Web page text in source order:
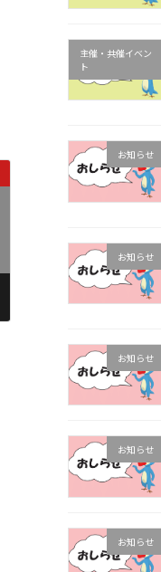
主催・共催イベン
ト
お知らせ
お知らせ
お知らせ
お知らせ
お知らせ